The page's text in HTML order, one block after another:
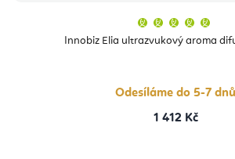
Innobiz Elia ultrazvukový aromaje
Odesíláme do 5-7 dnů
1 412 Kč